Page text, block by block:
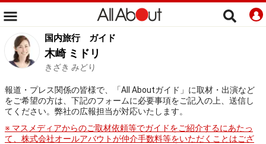
国内旅行 ガイド
木崎 ミドリ
きざき みどり
報道・プレス関係の皆様で、「All Aboutガイド」に取材・出演など
をご希望の方は、下記のフォームに必要事項をご記入の上、送信し
てください。弊社の広報担当が対応いたします。
※ マスメディアからのご取材依頼等でガイドをご紹介するにあたっ
て、株式会社オールアバウトが仲介手数料等をいただくことはござ